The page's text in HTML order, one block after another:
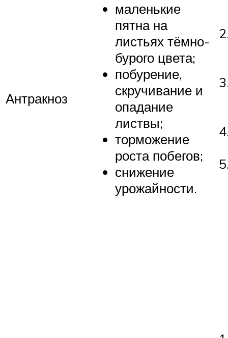
Антракноз
маленькие
пятна на
листьях тёмно-
бурого цвета;
побурение,
скручивание и
опадание
листвы;
торможение
роста побегов;
снижение
урожайности.